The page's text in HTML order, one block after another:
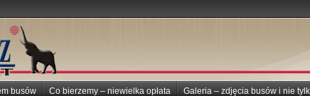
busów Co bierzemy – niewielka opłata Galeria – zdjęcia busów i nie